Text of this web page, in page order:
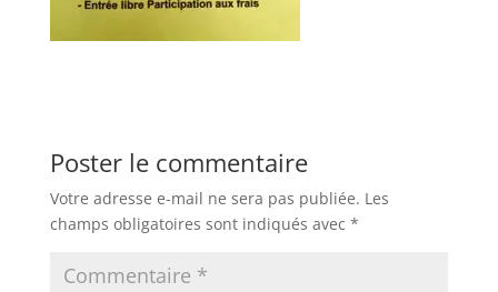
Poster le commentaire
Votre adresse e-mail ne sera pas publiée. Les
champs obligatoires sont indiqués avec *